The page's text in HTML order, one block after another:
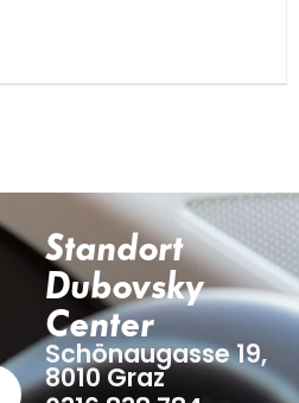
Standort
Dubovsky
Center
Schönaugasse 19,
8010 Graz